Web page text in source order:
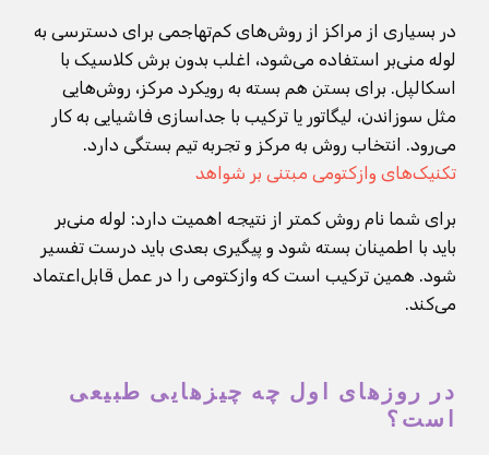
در بسیاری از مراکز از روش‌های کم‌تهاجمی برای دسترسی به
لوله منی‌بر استفاده می‌شود، اغلب بدون برش کلاسیک با
اسکالپل. برای بستن هم بسته به رویکرد مرکز، روش‌هایی
مثل سوزاندن، لیگاتور یا ترکیب با جداسازی فاشیایی به کار
می‌رود. انتخاب روش به مرکز و تجربه تیم بستگی دارد.
تکنیک‌های وازکتومی مبتنی بر شواهد
برای شما نام روش کمتر از نتیجه اهمیت دارد: لوله منی‌بر
باید با اطمینان بسته شود و پیگیری بعدی باید درست تفسیر
شود. همین ترکیب است که وازکتومی را در عمل قابل‌اعتماد
می‌کند.
در روزهای اول چه چیزهایی طبیعی
است؟